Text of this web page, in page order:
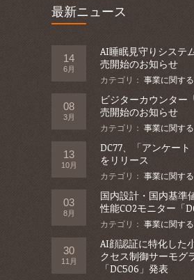
最新ニュース
14
6月
AI睡眠見守りシステ
売開始のお知らせ
カテゴリ： 事業に関す
08
3月
ビジターカウンター
売開始のお知らせ
カテゴリ： 事業に関す
13
10月
DC77、「アンケート
をリリース
カテゴリ： 事業に関す
03
8月
国内設計・国内基準
性能CO2モニター「
カテゴリ： 事業に関す
30
11月
AI顔認証に特化した
クセス制御サーモグ
「DC506」発表